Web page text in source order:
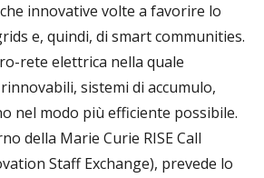
innovative volte a favorire lo
e, quindi, di smart communities.
rete elettrica nella quale
sistemi di accumulo,
nel modo più efficiente possibile.
della Marie Curie RISE Call
Staff Exchange), prevede lo